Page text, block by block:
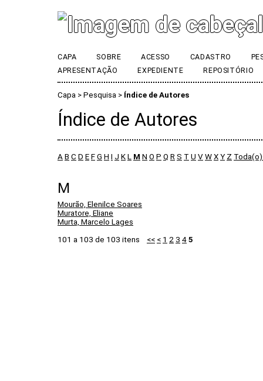
CAPA SOBRE ACESSO CADASTRO
APRESENTAÇÃO
EXPEDIENTE REPOSITÓRIO
Capa > Pesquisa > Índice de Autores
Índice de Autores
A B C D E F G H I J K L M N O P Q R S T U V W X Y Z
M
Mourão, Elenilce Soares
Muratore, Eliane
Murta, Marcelo Lages
101 a 103 de 103 itens << < 1 2 3 4 5